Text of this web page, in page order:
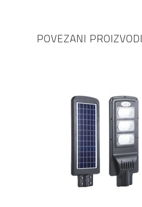
POVEZANI PROIZVODI
DODAJ U KOŠARICU